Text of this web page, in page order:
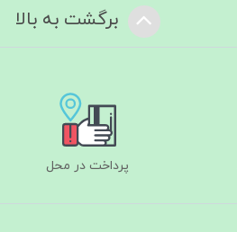
برگشت به بالا
پرداخت در محل